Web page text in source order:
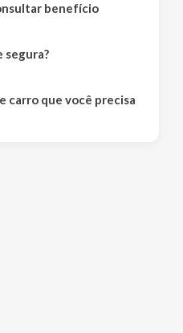
benefício
segura?
carro que você precisa